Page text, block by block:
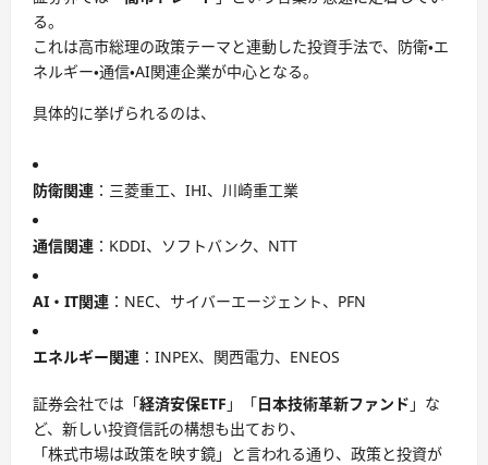
る。
これは高市総理の政策テーマと連動した投資手法で、防衛・エ
ネルギー・通信・AI関連企業が中心となる。
具体的に挙げられるのは、
防衛関連 ：三菱重工、IHI、川崎重工業
通信関連 ：KDDI、ソフトバンク、NTT
AI・IT関連 ：NEC、サイバーエージェント、PFN
エネルギー関連 ：INPEX、関西電力、ENEOS
証券会社では「経済安保ETF 」「日本技術革新ファンド 」な
ど、新しい投資信託の構想も出ており、
「株式市場は政策を映す鏡」と言われる通り、政策と投資が